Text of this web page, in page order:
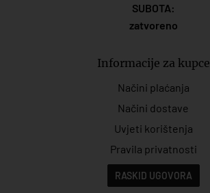
SUBOTA:
zatvoreno
Informacije za kupce
Načini plaćanja
Načini dostave
Uvjeti korištenja
Pravila privatnosti
RASKID UGOVORA